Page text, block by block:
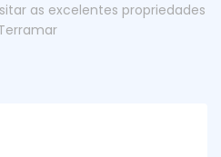
as excelentes propriedades